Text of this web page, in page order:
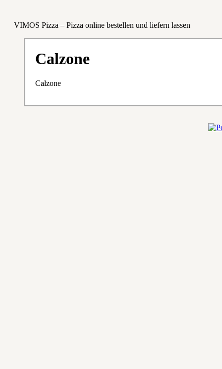
VIMOS Pizza – Pizza online bestellen und liefern lassen
Calzone
Calzone